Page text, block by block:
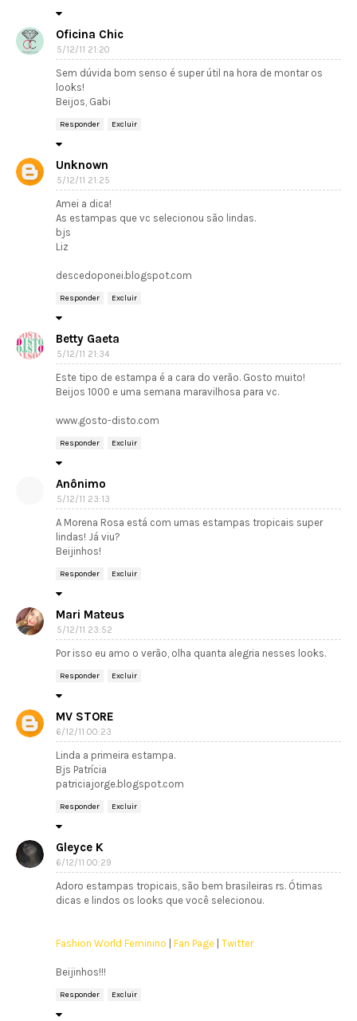
Oficina Chic
5/12/11 21:20
Sem dúvida bom senso é super útil na hora de montar os
looks!
Beijos, Gabi
Responder Excluir
Unknown
5/12/11 21:25
Amei a dica!
As estampas que vc selecionou são lindas.
bjs
Liz
descedoponei.blogspot.com
Responder Excluir
Betty Gaeta
5/12/11 21:34
Este tipo de estampa é a cara do verão. Gosto muito!
Beijos 1000 e uma semana maravilhosa para vc.
www.gosto-disto.com
Responder Excluir
Anônimo
5/12/11 23:13
A Morena Rosa está com umas estampas tropicais super
lindas! Já viu?
Beijinhos!
Responder Excluir
Mari Mateus
5/12/11 23:52
Por isso eu amo o verão, olha quanta alegria nesses looks.
Responder Excluir
MV STORE
6/12/11 00:23
Linda a primeira estampa.
Bjs Patrícia
patriciajorge.blogspot.com
Responder Excluir
Gleyce K
6/12/11 00:29
Adoro estampas tropicais, são bem brasileiras rs. Ótimas
dicas e lindos os looks que você selecionou.
Fashion World Feminino Fan Page Twitter
Beijinhos!!!
Responder Excluir